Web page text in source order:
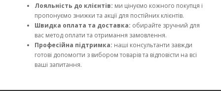
Лояльність до клієнтів: ми цінуємо кожного покупця і
пропонуємо знижки та акції для постійних клієнтів.
Швидка оплата та доставка: обирайте зручний для
вас метод оплати та отримання замовлення.
Професійна підтримка: наші консультанти завжди
готові допомогти з вибором товарів та відповісти на всі
ваші запитання.